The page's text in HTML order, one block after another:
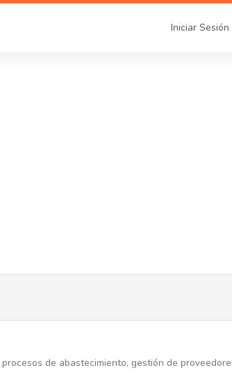
Iniciar Sesión
de abastecimiento, gestión de